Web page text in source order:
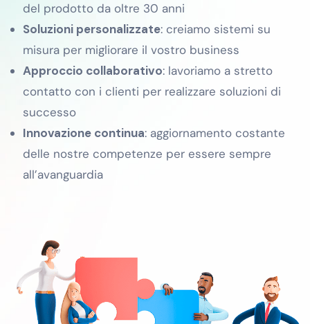
del prodotto da oltre 30 anni
Soluzioni personalizzate: creiamo sistemi su
misura per migliorare il vostro business
Approccio collaborativo: lavoriamo a stretto
contatto con i clienti per realizzare soluzioni di
successo
Innovazione continua: aggiornamento costante
delle nostre competenze per essere sempre
all’avanguardia